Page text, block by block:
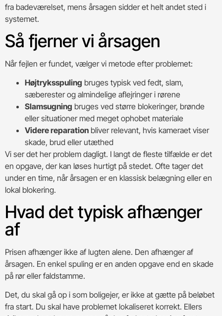
fra badeværelset, mens årsagen sidder et helt andet sted i
systemet.
Så fjerner vi årsagen
Når fejlen er fundet, vælger vi metode efter problemet:
Højtryksspuling bruges typisk ved fedt, slam,
sæberester og almindelige aflejringer i rørene
Slamsugning bruges ved større blokeringer, brønde
eller situationer med meget ophobet materiale
Videre reparation bliver relevant, hvis kameraet viser
skade, brud eller utæthed
Vi ser det her problem dagligt. I langt de fleste tilfælde er det
en opgave, der kan løses hurtigt på stedet. Ofte tager det
under en time, når årsagen er en klassisk belægning eller en
lokal blokering.
Hvad det typisk afhænger
af
Prisen afhænger ikke af lugten alene. Den afhænger af
årsagen. En enkel spuling er en anden opgave end en skade
på rør eller faldstamme.
Det, du skal gå op i som boligejer, er ikke at gætte på beløbet
fra start. Du skal have problemet lokaliseret korrekt. Ellers